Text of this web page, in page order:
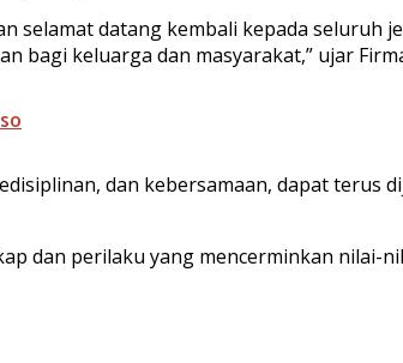
selamat datang kembali kepada seluruh
bagi keluarga dan masyarakat,” ujar
dan kebersamaan, dapat terus
dan perilaku yang mencerminkan nilai-